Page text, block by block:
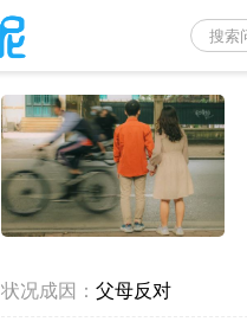
状况成因： 父母反对